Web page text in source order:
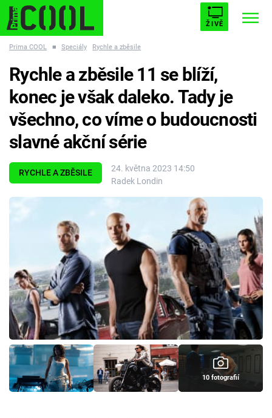
ŽIVĚ
ESCAPE PLNEJ KOTEL AVENGERS 5
Témata
Filmy
Cool Esport
Pořady
TV Program
Sledujte prima+
Prima COOL ■ Speciály Rychle a zběsile
RYCHLE A ZBĚSILE
24. května 2023 14:50
Radek Londin
Rychle a zběsile 11 se blíží,
konec je však daleko. Tady je
všechno, co víme o budoucnosti
slavné akční série
10 fotografií